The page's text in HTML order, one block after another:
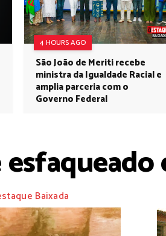
4 HOURS AGO
São João de Meriti recebe
ministra da Igualdade Racial e
amplia parceria com o
Governo Federal
Baixada